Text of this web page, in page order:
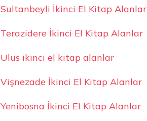
Sultanbeyli İkinci El Kitap Alanlar
Terazidere İkinci El Kitap Alanlar
Ulus ikinci el kitap alanlar
Vişnezade İkinci El Kitap Alanlar
Yenibosna İkinci El Kitap Alanlar